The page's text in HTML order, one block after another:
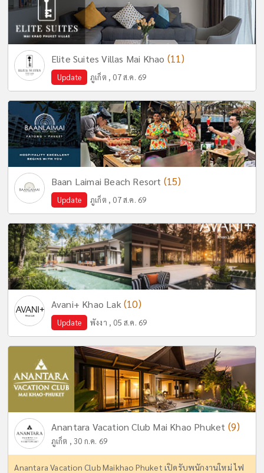
Elite Suites Villas Mai Khao (11)
Update ภูเก็ต , 07 ส.ค. 69
Baan Laimai Beach Resort (15)
Update ภูเก็ต , 07 ส.ค. 69
Avani+ Khao Lak (10)
Update พังงา , 05 ส.ค. 69
Anantara Vacation Club Mai Khao Phuket (9)
ภูเก็ต , 30 ก.ค. 69
Anantara Vacation Club Maikhao Phuket เปิดรับพนักงานใหม่ ไฟ